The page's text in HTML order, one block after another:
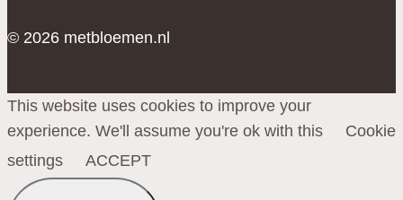
© 2026 metbloemen.nl
This website uses cookies to improve your
experience. We'll assume you're ok with this
Cookie
settings
ACCEPT